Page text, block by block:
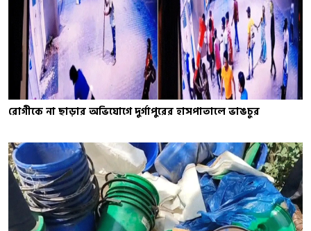
রোগীকে না ছাড়ার অভিযোগে দুর্গাপুরের হাসপাতালে ভাঙচুর